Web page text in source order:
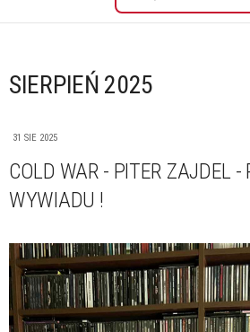
SIERPIEŃ 2025
31 SIE 2025
COLD WAR - PITER ZAJDEL -
WYWIADU !